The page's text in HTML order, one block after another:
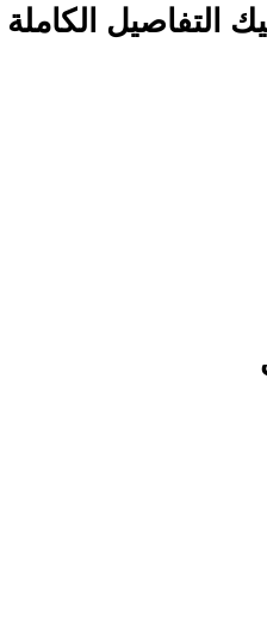
التفاصيل الكاملة